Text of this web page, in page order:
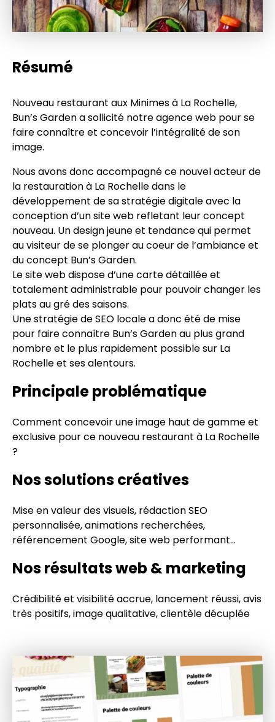
Résumé
Nouveau restaurant aux Minimes à La Rochelle,
Bun’s Garden a sollicité notre agence web pour se
faire connaître et concevoir l’intégralité de son
image.
Nous avons donc accompagné ce nouvel acteur de
la restauration à La Rochelle dans le
développement de sa stratégie digitale avec la
conception d’un site web refletant leur concept
nouveau. Un design jeune et tendance qui permet
au visiteur de se plonger au coeur de l’ambiance et
du concept Bun’s Garden.
Le site web dispose d’une carte détaillée et
totalement administrable pour pouvoir changer les
plats au gré des saisons.
Une stratégie de SEO locale a donc été de mise
pour faire connaître Bun’s Garden au plus grand
nombre et le plus rapidement possible sur La
Rochelle et ses alentours.
Principale problématique
Comment concevoir une image haut de gamme et
exclusive pour ce nouveau restaurant à La Rochelle
?
Nos solutions créatives
Mise en valeur des visuels, rédaction SEO
personnalisée, animations recherchées,
référencement Google, site web performant…
Nos résultats web & marketing
Crédibilité et visibilité accrue, lancement réussi, avis
très positifs, image qualitative, clientèle décuplée